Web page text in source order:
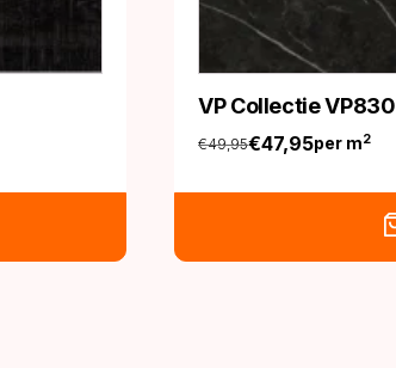
VP Collectie
€49,95
Oorspronkelijke
€47,95
Huidige
per m2